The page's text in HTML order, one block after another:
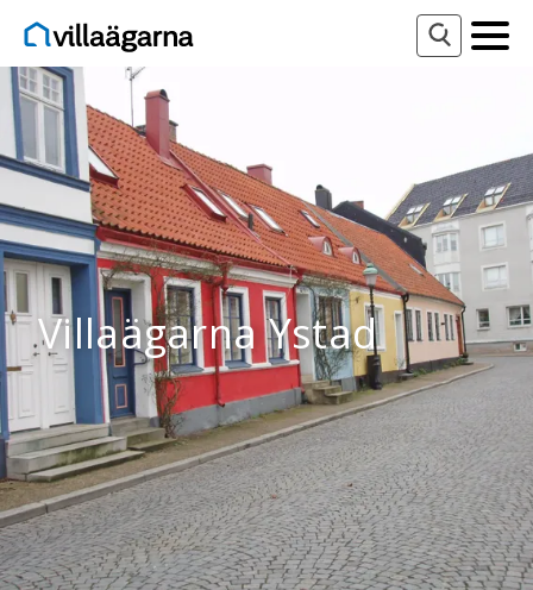
Villaägarna Ystad